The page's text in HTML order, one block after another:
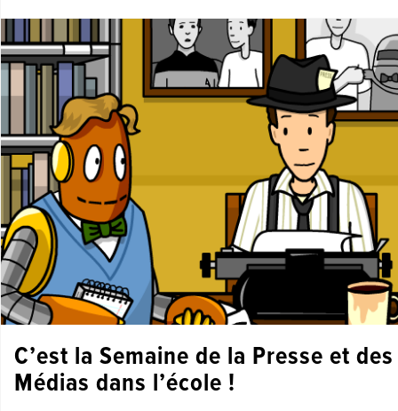
C’est la Semaine de la Presse et des
Médias dans l’école !